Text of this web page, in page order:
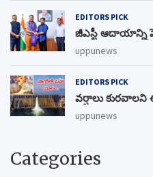
EDITORS PICK
జీఎస్టీ ఆదాయాన్ని
uppunews
EDITORS PICK
వర్షాలు
uppunews
Categories